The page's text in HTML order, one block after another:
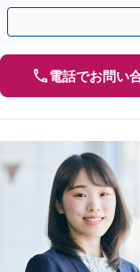
電話でお問い